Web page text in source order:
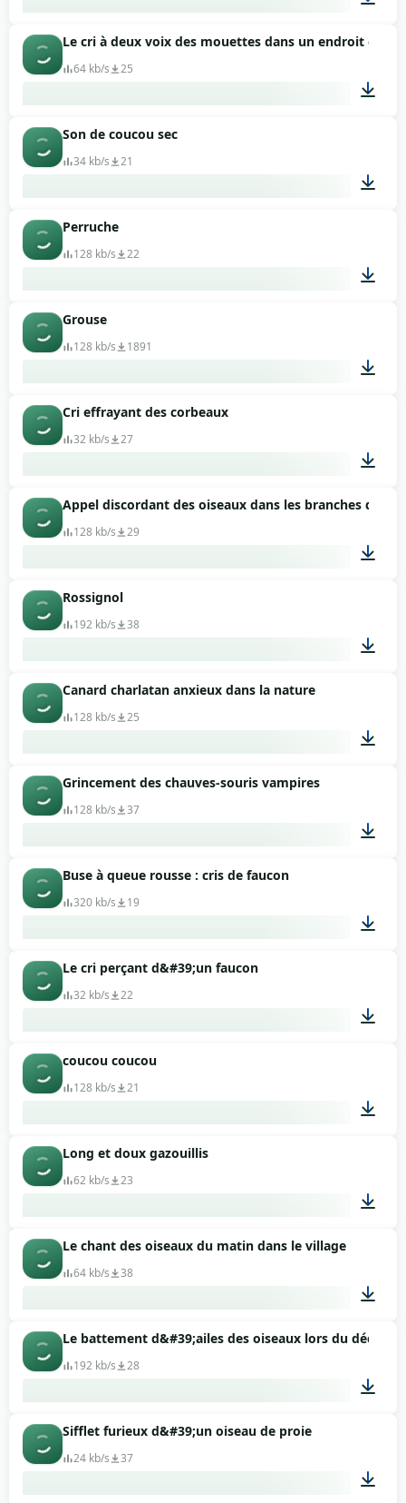
01:44
Le cri à deux voix des mouettes dans un endroit calme
64 kb/s 25
Son de coucou sec
34 kb/s 21
Perruche
128 kb/s 22
Grouse
128 kb/s 1891
Cri effrayant des corbeaux
32 kb/s 27
00:03
Appel discordant des oiseaux dans les branches des
128 kb/s 29
Rossignol
192 kb/s 38
Canard charlatan anxieux dans la nature
128 kb/s 25
Grincement des chauves-souris vampires
128 kb/s 37
Buse à queue rousse : cris de faucon
320 kb/s 19
Le cri perçant d&#39;un faucon
32 kb/s 22
coucou coucou
128 kb/s 21
Long et doux gazouillis
62 kb/s 23
00:09
Le chant des oiseaux du matin dans le village
64 kb/s 38
02:00
Le battement d&#39;ailes des oiseaux lors du
192 kb/s 28
Sifflet furieux d&#39;un oiseau de proie
24 kb/s 37